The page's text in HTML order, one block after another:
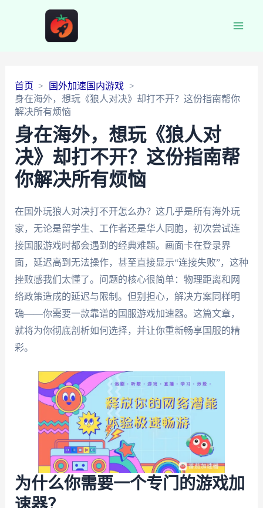
首页
国外加速国内游戏
身在海外，想玩《狼人对决》却打不开？这份指南帮你
解决所有烦恼
身在海外，想玩《狼人对
决》却打不开？这份指南帮
你解决所有烦恼
在国外玩狼人对决打不开怎么办？这几乎是所有海外玩
家，无论是留学生、工作者还是华人同胞，初次尝试连
接国服游戏时都会遇到的经典难题。画面卡在登录界
面，延迟高到无法操作，甚至直接显示“连接失败”，这种
挫败感我们太懂了。问题的核心很简单：物理距离和网
络政策造成的延迟与限制。但别担心，解决方案同样明
确——你需要一款靠谱的国服游戏加速器。这篇文章，
就将为你彻底剖析如何选择，并让你重新畅享国服的精
彩。
为什么你需要一个专门的游戏加